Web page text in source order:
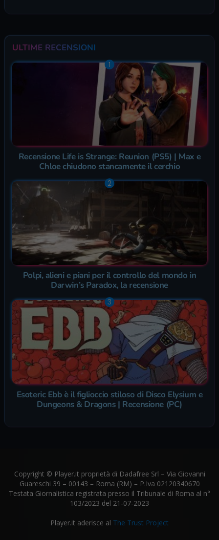
ULTIME RECENSIONI
Recensione Life is Strange: Reunion (PS5) | Max e
Chloe chiudono stancamente il cerchio
Polpi, alieni e piani per il controllo del mondo in
Darwin’s Paradox, la recensione
Esoteric Ebb è il figlioccio stiloso di Disco Elysium e
Dungeons & Dragons | Recensione (PC)
Copyright © Player.it proprietà di Dadafree Srl – Via Giovanni
Guareschi 39 – 00143 – Roma (RM) – P.Iva 02120340670
Testata Giornalistica registrata presso il Tribunale di Roma al n°
103/2023 del 21-07-2023
Player.it aderisce al The Trust Project